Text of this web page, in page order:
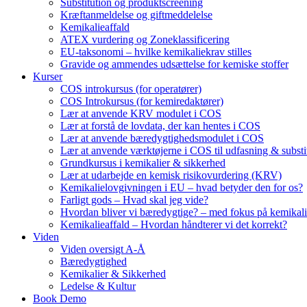
Substitution og produktscreening
Kræftanmeldelse og giftmeddelelse
Kemikalieaffald
ATEX vurdering og Zoneklassificering
EU-taksonomi – hvilke kemikaliekrav stilles
Gravide og ammendes udsættelse for kemiske stoffer
Kurser
COS introkursus (for operatører)
COS Introkursus (for kemiredaktører)
Lær at anvende KRV modulet i COS
Lær at forstå de lovdata, der kan hentes i COS
Lær at anvende bæredygtighedsmodulet i COS
Lær at anvende værktøjerne i COS til udfasning &
Grundkursus i kemikalier & sikkerhed
Lær at udarbejde en kemisk risikovurdering (KRV)
Kemikalielovgivningen i EU – hvad betyder den for os?
Farligt gods – Hvad skal jeg vide?
Hvordan bliver vi bæredygtige? – med fokus på
Kemikalieaffald – Hvordan håndterer vi det korrekt?
Viden
Viden oversigt A-Å
Bæredygtighed
Kemikalier & Sikkerhed
Ledelse & Kultur
Book Demo